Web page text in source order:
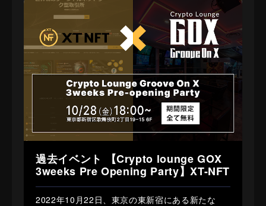
過去イベント 【Crypto lounge GOX
3weeks Pre Opening Party】XT-NFT
2022年10月22日、東京の東新宿にある新たな